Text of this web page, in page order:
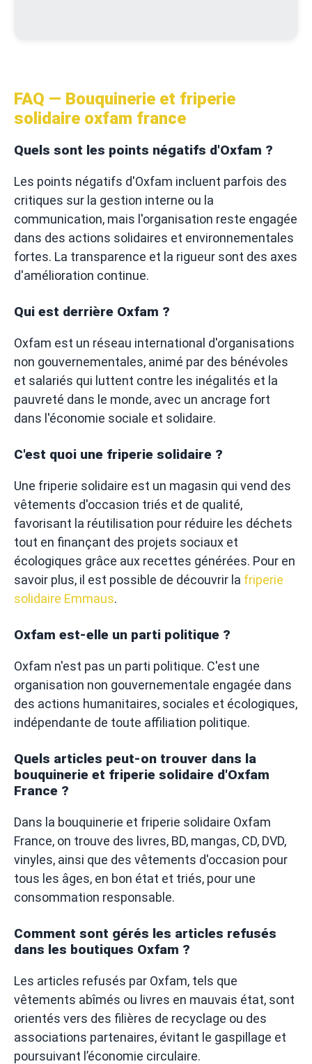
FAQ — Bouquinerie et friperie
solidaire oxfam france
Quels sont les points négatifs d'Oxfam ?
Les points négatifs d'Oxfam incluent parfois des
critiques sur la gestion interne ou la
communication, mais l'organisation reste engagée
dans des actions solidaires et environnementales
fortes. La transparence et la rigueur sont des axes
d'amélioration continue.
Qui est derrière Oxfam ?
Oxfam est un réseau international d'organisations
non gouvernementales, animé par des bénévoles
et salariés qui luttent contre les inégalités et la
pauvreté dans le monde, avec un ancrage fort
dans l'économie sociale et solidaire.
C'est quoi une friperie solidaire ?
Une friperie solidaire est un magasin qui vend des
vêtements d'occasion triés et de qualité,
favorisant la réutilisation pour réduire les déchets
tout en finançant des projets sociaux et
écologiques grâce aux recettes générées. Pour en
savoir plus, il est possible de découvrir la friperie
solidaire Emmaus.
Oxfam est-elle un parti politique ?
Oxfam n'est pas un parti politique. C'est une
organisation non gouvernementale engagée dans
des actions humanitaires, sociales et écologiques,
indépendante de toute affiliation politique.
Quels articles peut-on trouver dans la
bouquinerie et friperie solidaire d'Oxfam
France ?
Dans la bouquinerie et friperie solidaire Oxfam
France, on trouve des livres, BD, mangas, CD, DVD,
vinyles, ainsi que des vêtements d'occasion pour
tous les âges, en bon état et triés, pour une
consommation responsable.
Comment sont gérés les articles refusés
dans les boutiques Oxfam ?
Les articles refusés par Oxfam, tels que
vêtements abîmés ou livres en mauvais état, sont
orientés vers des filières de recyclage ou des
associations partenaires, évitant le gaspillage et
poursuivant l’économie circulaire.